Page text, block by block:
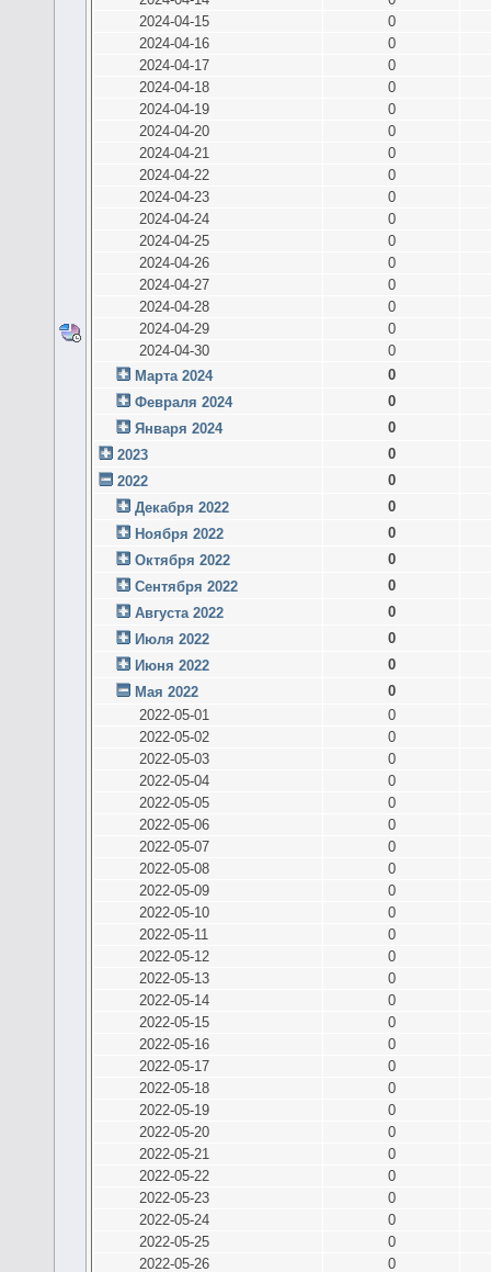
2024-04-15
0
2024-04-16
0
2024-04-17
0
2024-04-18
0
2024-04-19
0
2024-04-20
0
2024-04-21
0
2024-04-22
0
2024-04-23
0
2024-04-24
0
2024-04-25
0
2024-04-26
0
2024-04-27
0
2024-04-28
0
2024-04-29
0
2024-04-30
0
Марта 2024
0
Февраля 2024
0
Января 2024
0
2023
0
2022
0
Декабря 2022
0
Ноября 2022
0
Октября 2022
0
Сентября 2022
0
Августа 2022
0
Июля 2022
0
Июня 2022
0
Мая 2022
0
2022-05-01
0
2022-05-02
0
2022-05-03
0
2022-05-04
0
2022-05-05
0
2022-05-06
0
2022-05-07
0
2022-05-08
0
2022-05-09
0
2022-05-10
0
2022-05-11
0
2022-05-12
0
2022-05-13
0
2022-05-14
0
2022-05-15
0
2022-05-16
0
2022-05-17
0
2022-05-18
0
2022-05-19
0
2022-05-20
0
2022-05-21
0
2022-05-22
0
2022-05-23
0
2022-05-24
0
2022-05-25
0
2022-05-26
0